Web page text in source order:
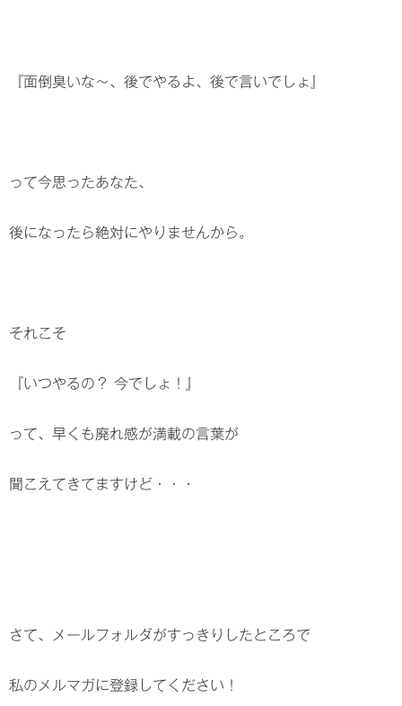
『面倒臭いな～、後でやるよ、後で言いでしょ』
って今思ったあなた、
後になったら絶対にやりませんから。
それこそ
『いつやるの？ 今でしょ！』
って、早くも廃れ感が満載の言葉が
聞こえてきてますけど・・・
さて、メールフォルダがすっきりしたところで
私のメルマガに登録してください！